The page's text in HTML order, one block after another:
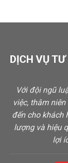
DỊCH VỤ
Với đội ngũ
việc, thâm
đến cho khách
lượng và hiệu
lợi